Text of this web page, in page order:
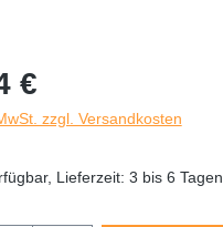
€
zzgl. Versandkosten
Lieferzeit: 3 bis 6 Tagen